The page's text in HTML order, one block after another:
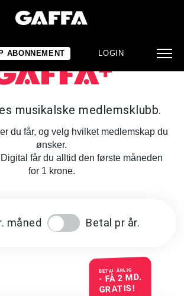
ABONNEMENT LOGIN
musikalske medlemsklubb.
du får, og velg hvilket medlemskap du
ønsker.
får du alltid den første måneden
for 1 krone.
måned Betal pr år.
BETAL ÅRLIG
- FÅ 2 MD.
GRATIS!